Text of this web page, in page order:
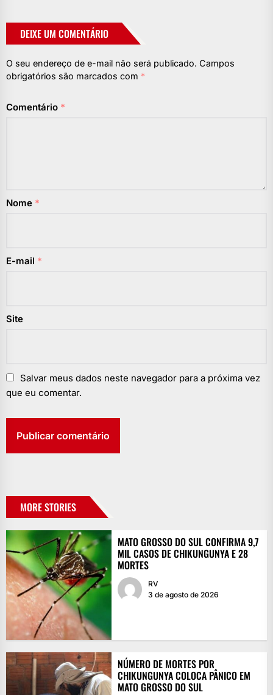
DEIXE UM COMENTÁRIO
O seu endereço de e-mail não será publicado. Campos
obrigatórios são marcados com *
Comentário *
Nome *
E-mail *
Site
Salvar meus dados neste navegador para a próxima vez
que eu comentar.
MORE STORIES
MATO GROSSO DO SUL CONFIRMA 9,7
MIL CASOS DE CHIKUNGUNYA E 28
MORTES
RV
3 de agosto de 2026
NÚMERO DE MORTES POR
CHIKUNGUNYA COLOCA PÂNICO EM
MATO GROSSO DO SUL